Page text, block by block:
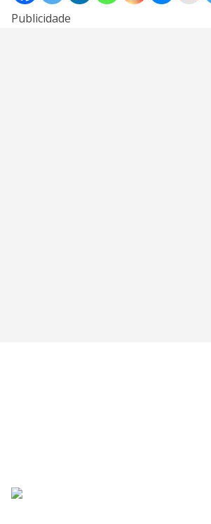
Publicidade